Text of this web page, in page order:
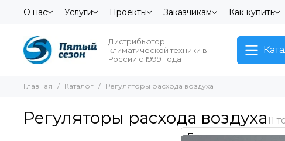
О нас Услуги Проекты Заказчикам Как купить
Дистрибьютор
климатической техники в
России с 1999 года
Главная Каталог Регуляторы расхода воздуха
Регуляторы расхода воздуха